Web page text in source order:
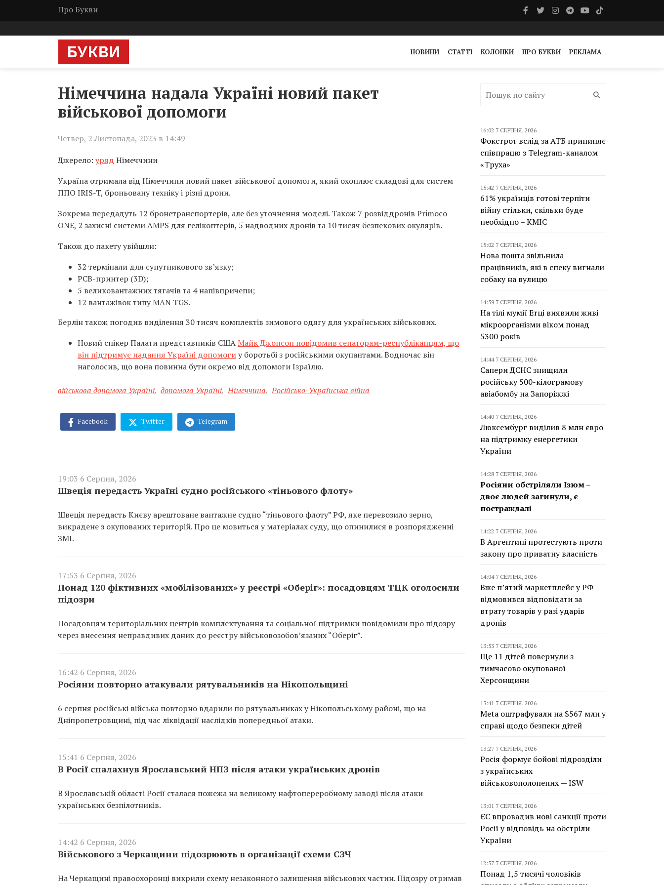
Про Букви
НОВИНИ СТАТТІ КОЛОНКИ ПРО БУКВИ РЕКЛАМА
Німеччина надала Україні новий пакет
військової допомоги
Четвер, 2 Листопада, 2023 в 14:49
Джерело: уряд Німеччини
Україна отримала від Німеччини новий пакет військової допомоги, який охоплює складові для систем
ППО IRIS-T, броньовану техніку і різні дрони.
Зокрема передадуть 12 бронетранспортерів, але без уточнення моделі. Також 7 розвіддронів Primoco
ONE, 2 захисні системи AMPS для гелікоптерів, 5 надводних дронів та 10 тисяч безпекових окулярів.
Також до пакету увійшли:
32 термінали для супутникового зв’язку;
PCB-принтер (3D);
5 великовантажних тягачів та 4 напівпричепи;
12 вантажівок типу MAN TGS.
Берлін також погодив виділення 30 тисяч комплектів зимового одягу для українських військових.
Новий спікер Палати представників СШАМайк Джонсон повідомив сенаторам-республіканцям, що
він підтримує надання Україні допомогиу боротьбі з російськими окупантами. Водночас він
наголосив, що вона повинна бути окремо від допомоги Ізраїлю.
військова допомога Україні, допомога Україні, Німеччина, Російсько-Українська війна
Facebook Twitter Telegram
19:03 6 Серпня, 2026
Швеція передасть Україні судно російського «тіньового флоту»
Швеція передасть Києву арештоване вантажне судно “тіньового флоту” РФ, яке перевозило зерно,
викрадене з окупованих територій. Про це мовиться у матеріалах суду, що опинилися в розпорядженні
ЗМІ.
17:53 6 Серпня, 2026
Понад 120 фіктивних «мобілізованих» у реєстрі «Оберіг»: посадовцям ТЦК оголосили
підозри
Посадовцям територіальних центрів комплектування та соціальної підтримки повідомили про підозру
через внесення неправдивих даних до реєстру військовозобов’язаних “Оберіг”.
16:42 6 Серпня, 2026
Росіяни повторно атакували рятувальників на Нікопольщині
6 серпня російські війська повторно вдарили по рятувальниках у Нікопольському районі, що на
Дніпропетровщині, під час ліквідації наслідків попередньої атаки.
15:41 6 Серпня, 2026
В Росії спалахнув Ярославський НПЗ після атаки українських дронів
В Ярославській області Росії сталася пожежа на великому нафтопереробному заводі після атаки
українських безпілотників.
14:42 6 Серпня, 2026
Військового з Черкащини підозрюють в організації схеми СЗЧ
На Черкащині правоохоронці викрили схему незаконного залишення військових частин. Підозру отримав
16:02 7 СЕРПНЯ, 2026
Фокстрот вслід за АТБ припиняє
співпрацю з Telegram-каналом
«Труха»
15:42 7 СЕРПНЯ, 2026
61% українців готові терпіти
війну стільки, скільки буде
необхідно – КМІС
15:02 7 СЕРПНЯ, 2026
Нова пошта звільнила
працівників, які в спеку вигнали
собаку на вулицю
14:59 7 СЕРПНЯ, 2026
На тілі мумії Етці виявили живі
мікроорганізми віком понад
5300 років
14:44 7 СЕРПНЯ, 2026
Сапери ДСНС знищили
російську 500-кілограмову
авіабомбу на Запоріжжі
14:40 7 СЕРПНЯ, 2026
Люксембург виділив 8 млн євро
на підтримку енергетики
України
14:28 7 СЕРПНЯ, 2026
Росіяни обстріляли Ізюм –
двоє людей загинули, є
постраждалі
14:22 7 СЕРПНЯ, 2026
В Аргентині протестують проти
закону про приватну власність
14:04 7 СЕРПНЯ, 2026
Вже п’ятий маркетплейс у РФ
відмовився відповідати за
втрату товарів у разі ударів
дронів
13:53 7 СЕРПНЯ, 2026
Ще 11 дітей повернули з
тимчасово окупованої
Херсонщини
13:41 7 СЕРПНЯ, 2026
Meta оштрафували на $567 млн у
справі щодо безпеки дітей
13:27 7 СЕРПНЯ, 2026
Росія формує бойові підрозділи
з українських
військовополонених — ISW
13:01 7 СЕРПНЯ, 2026
ЄС впровадив нові санкції проти
Росії у відповідь на обстріли
України
12:57 7 СЕРПНЯ, 2026
Понад 1,5 тисячі чоловіків